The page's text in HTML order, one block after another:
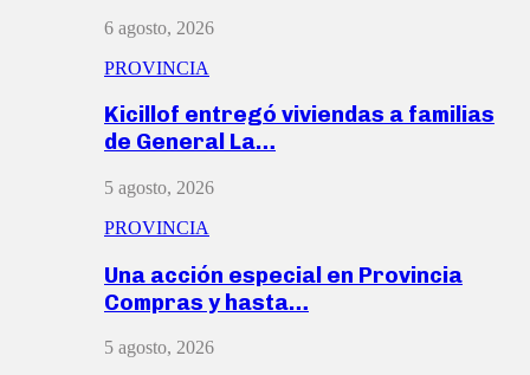
6 agosto, 2026
PROVINCIA
Kicillof entregó viviendas a familias
de General La…
5 agosto, 2026
PROVINCIA
Una acción especial en Provincia
Compras y hasta…
5 agosto, 2026